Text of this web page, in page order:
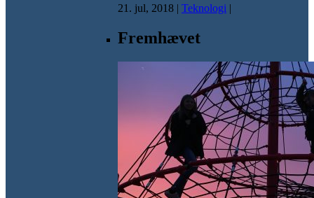
21. jul, 2018 | Teknologi |
Fremhævet